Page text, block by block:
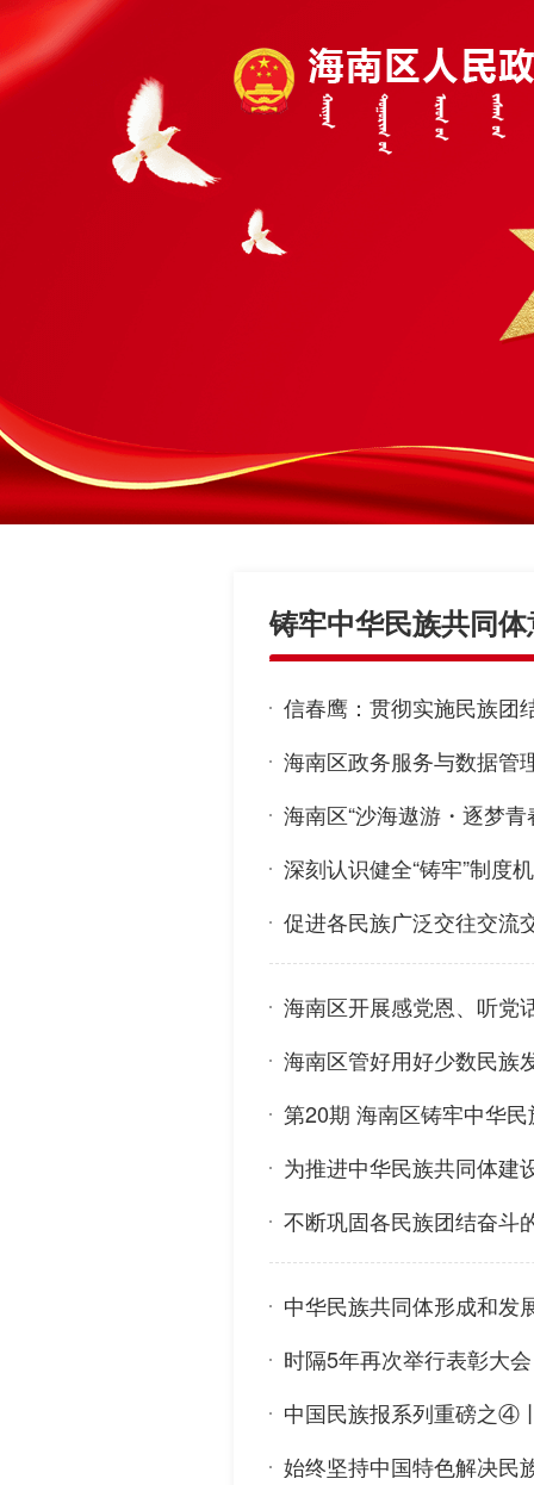
铸牢中华民族共同
信春鹰：贯彻实施民族团
海南区政务服务与数据管
海南区“沙海遨游・逐梦
深刻认识健全“铸牢”制度
促进各民族广泛交往交流
海南区开展感党恩、听党
海南区管好用好少数民族
第20期 海南区铸牢中华
为推进中华民族共同体
不断巩固各民族团结奋
中华民族共同体形成和
时隔5年再次举行表彰大
中国民族报系列重磅之④
始终坚持中国特色解决